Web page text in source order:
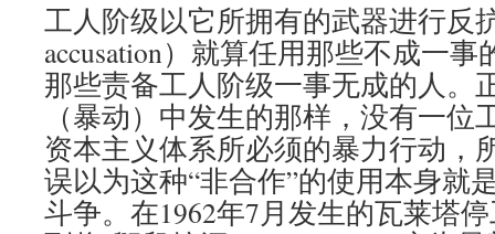
工人阶级以它所拥有的武器进行反
accusation）就算任用那些不成一
那些责备工人阶级一事无成的人。
（暴动）中发生的那样，没有一位
资本主义体系所必须的暴力行动，
误以为这种“非合作”的使用本身就
斗争。在1962年7月发生的瓦莱塔